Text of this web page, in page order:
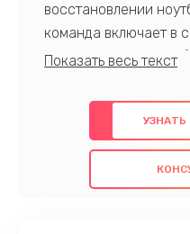
восстановлении
команда включает в
профессионалов с
предлагаем быстрый
использованием
также гарантируем
проведенных работ.